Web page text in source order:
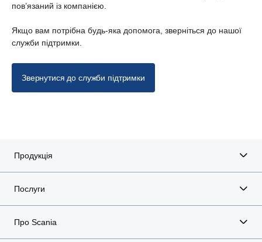
пов’язаний із компанією.
Якщо вам потрібна будь-яка допомога, зверніться до нашої
служби підтримки.
Звернутися до служби підтримки
Продукція
Послуги
Про Scania